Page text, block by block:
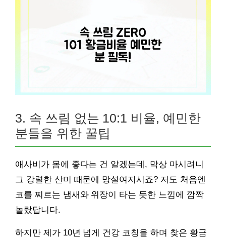
3. 속 쓰림 없는 10:1 비율, 예민한
분들을 위한 꿀팁
애사비가 몸에 좋다는 건 알겠는데, 막상 마시려니
그 강렬한 산미 때문에 망설여지시죠? 저도 처음엔
코를 찌르는 냄새와 위장이 타는 듯한 느낌에 깜짝
놀랐답니다.
하지만 제가 10년 넘게 건강 코칭을 하며 찾은 황금